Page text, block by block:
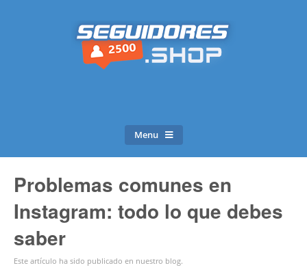
Menu
Problemas comunes en
Instagram: todo lo que debes
saber
Este artículo ha sido publicado en nuestro blog.